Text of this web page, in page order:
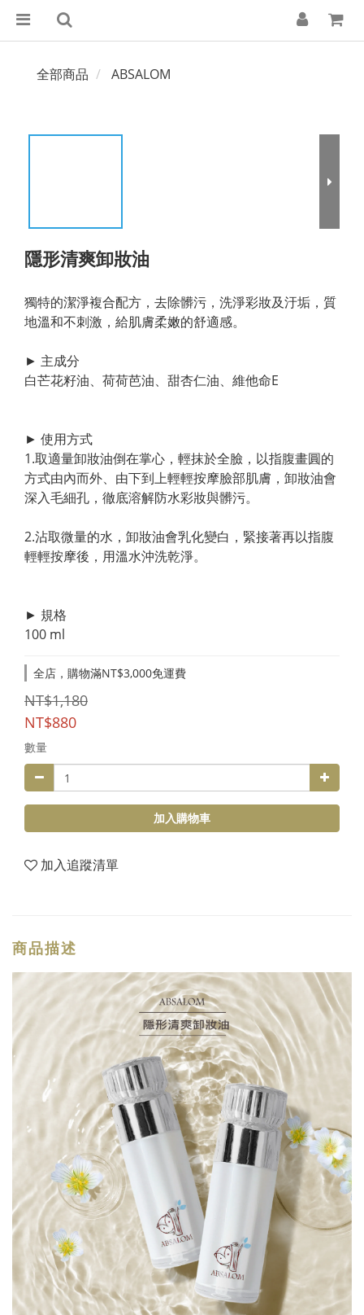
全部商品 ABSALOM
隱形清爽卸妝油
獨特的潔淨複合配方，去除髒污，洗淨彩妝及汙垢，質
地溫和不刺激，給肌膚柔嫩的舒適感。
► 主成分
白芒花籽油、荷荷芭油、甜杏仁油、維他命E
► 使用方式
1.取適量卸妝油倒在掌心，輕抹於全臉，以指腹畫圓的
方式由內而外、由下到上輕輕按摩臉部肌膚，卸妝油會
深入毛細孔，徹底溶解防水彩妝與髒污。
2.沾取微量的水，卸妝油會乳化變白，緊接著再以指腹
輕輕按摩後，用溫水沖洗乾淨。
► 規格
100 ml
全店，購物滿NT$3,000免運費
NT$1,180
NT$880
數量
加入購物車
加入追蹤清單
商品描述